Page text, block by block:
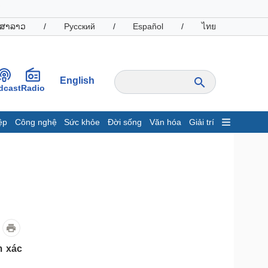
າລາວ / Русский / Español / ไทย
Radio
English
Công nghệ Sức khỏe Đời sống Văn hóa Giải trí
nghiệp
xác